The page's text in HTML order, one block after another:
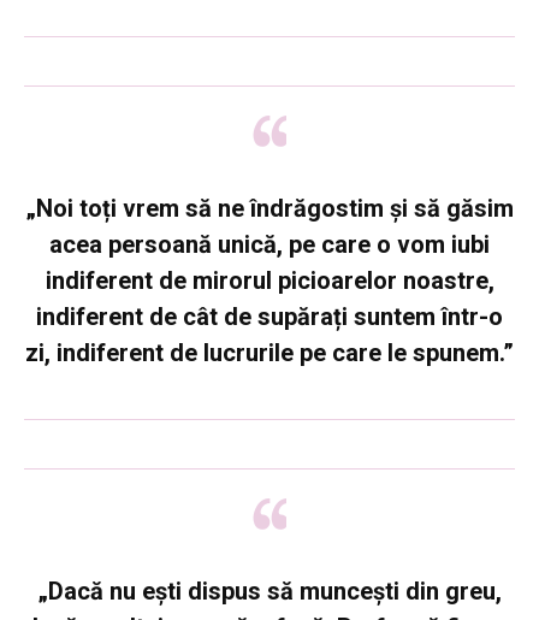
„Noi toți vrem să ne îndrăgostim și să găsim
acea persoană unică, pe care o vom iubi
indiferent de mirorul picioarelor noastre,
indiferent de cât de supărați suntem într-o
zi, indiferent de lucrurile pe care le spunem.”
„Dacă nu eşti dispus să munceşti din greu,